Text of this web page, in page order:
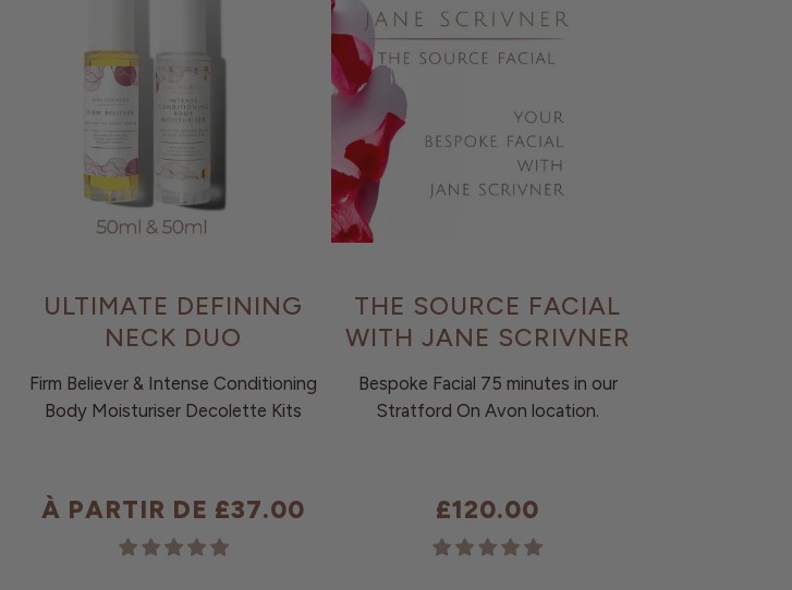
ULTIMATE DEFINING
NECK DUO
Firm Believer & Intense Conditioning
Body Moisturiser Decolette Kits
Prix
À PARTIR DE £37.00
THE SOURCE FACIAL
WITH JANE SCRIVNER
Bespoke Facial 75 minutes in our
Stratford On Avon location.
Prix
habituel
£120.00